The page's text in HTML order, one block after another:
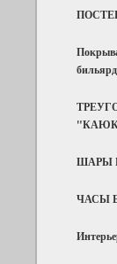
ШАРЫ
ЧАСЫ